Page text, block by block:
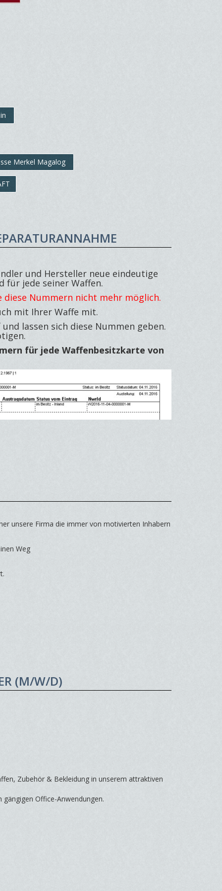
Merkel Magalog
und Hersteller neue eindeutige
für jede seiner Waffen.
diese Nummern nicht mehr möglich.
mit Ihrer Waffe mit.
lassen sich diese Nummen geben.
für jede Waffenbesitzkarte von
unsere Firma die immer von motivierten Inhabern
Weg
(M/W/D)
Zubehör & Bekleidung in unserem attraktiven
Office-Anwendungen.